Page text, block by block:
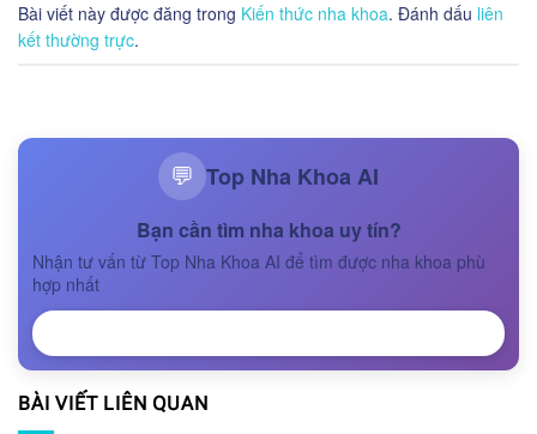
Bài viết này được đăng trong Kiến thức nha khoa. Đánh dấu liên
kết thường trực.
💬 Top Nha Khoa AI
Bạn cần tìm nha khoa uy tín?
Nhận tư vấn từ Top Nha Khoa AI để tìm được nha khoa phù
hợp nhất
BÀI VIẾT LIÊN QUAN